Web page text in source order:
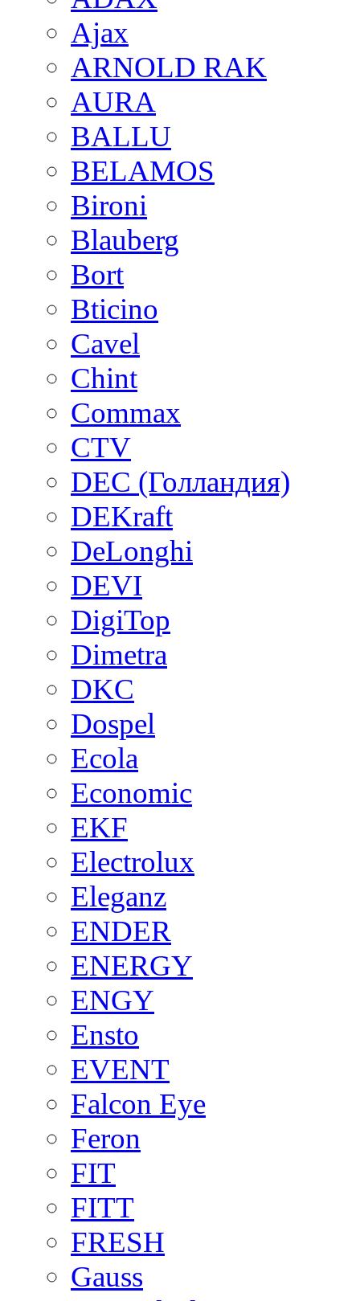
Ajax
ARNOLD RAK
AURA
BALLU
BELAMOS
Bironi
Blauberg
Bort
Bticino
Cavel
Chint
Commax
CTV
DEC (Голландия)
DEKraft
DeLonghi
DEVI
DigiTop
Dimetra
DKC
Dospel
Ecola
Economic
EKF
Electrolux
Eleganz
ENDER
ENERGY
ENGY
Ensto
EVENT
Falcon Eye
Feron
FIT
FITT
FRESH
Gauss